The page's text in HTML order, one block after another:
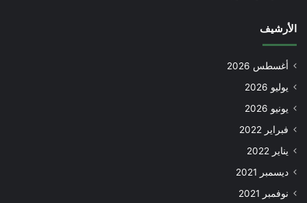
الأرشيف
أغسطس 2026
يوليو 2026
يونيو 2026
فبراير 2022
يناير 2022
ديسمبر 2021
نوفمبر 2021